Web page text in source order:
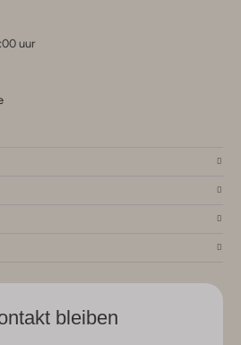
uur
bleiben